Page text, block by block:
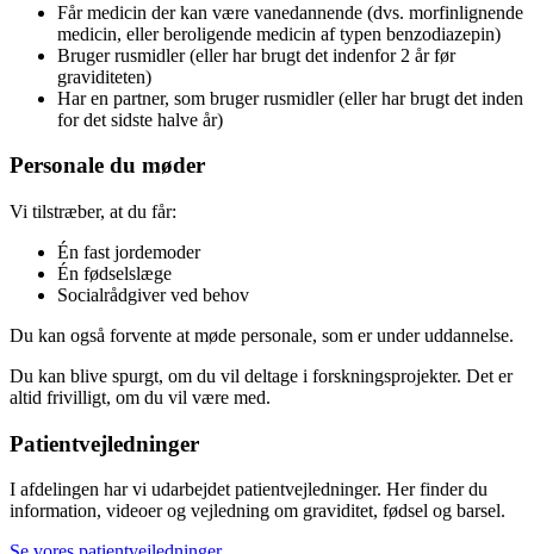
Får medicin der kan være vanedannende (dvs. morfinlignende
medicin, eller beroligende medicin af typen benzodiazepin)
Bruger rusmidler (eller har brugt det indenfor 2 år før
graviditeten)
Har en partner, som bruger rusmidler (eller har brugt det inden
for det sidste halve år)
Personale du møder
Vi tilstræber, at du får:
Én fast jordemoder
Én fødselslæge
Socialrådgiver ved behov
Du kan også forvente at møde personale, som er under uddannelse.
Du kan blive spurgt, om du vil deltage i forskningsprojekter. Det er
altid frivilligt, om du vil være med.
Patientvejledninger
I afdelingen har vi udarbejdet patientvejledninger. Her finder du
information, videoer og vejledning om graviditet, fødsel og barsel.